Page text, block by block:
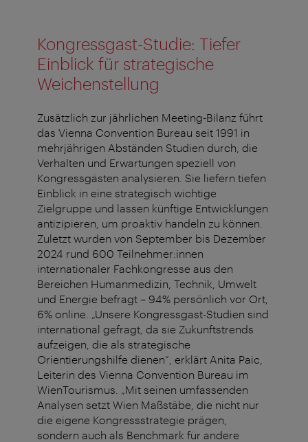
Kongressgast-Studie: Tiefer
Einblick für strategische
Weichenstellung
Zusätzlich zur jährlichen Meeting-Bilanz führt
das Vienna Convention Bureau seit 1991 in
mehrjährigen Abständen Studien durch, die
Verhalten und Erwartungen speziell von
Kongressgästen analysieren. Sie liefern tiefen
Einblick in eine strategisch wichtige
Zielgruppe und lassen künftige Entwicklungen
antizipieren, um proaktiv handeln zu können.
Zuletzt wurden von September bis Dezember
2024 rund 600 Teilnehmer:innen
internationaler Fachkongresse aus den
Bereichen Humanmedizin, Technik, Umwelt
und Energie befragt – 94% persönlich vor Ort,
6% online. „Unsere Kongressgast-Studien sind
international gefragt, da sie Zukunftstrends
aufzeigen, die als strategische
Orientierungshilfe dienen“, erklärt Anita Paic,
Leiterin des Vienna Convention Bureau im
WienTourismus. „Mit seinen umfassenden
Analysen setzt Wien Maßstäbe, die nicht nur
die eigene Kongressstrategie prägen,
sondern auch als Benchmark für andere